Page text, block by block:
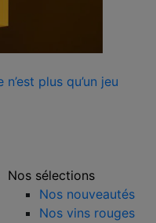
plus qu’un jeu
Nos sélections
Nos nouveautés
Nos vins rouges